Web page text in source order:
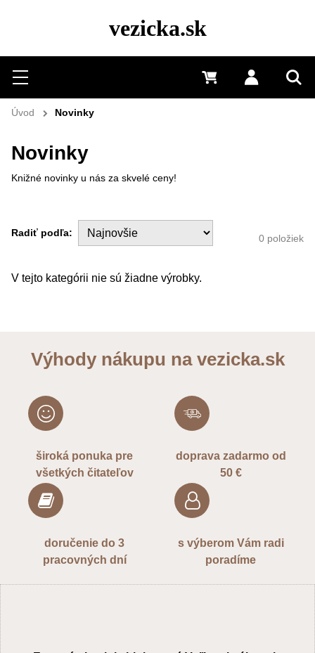
vezicka.sk
Hľadať
Menu Prihlásiť
0 €
Úvod Novinky
Novinky
Knižné novinky u nás za skvelé ceny!
Radiť podľa: 0 položiek
Výhody nákupu na vezicka.sk
široká ponuka pre
všetkých čitateľov
doprava zadarmo od
50 €
doručenie do 3
pracovných dní
s výberom Vám radi
poradíme